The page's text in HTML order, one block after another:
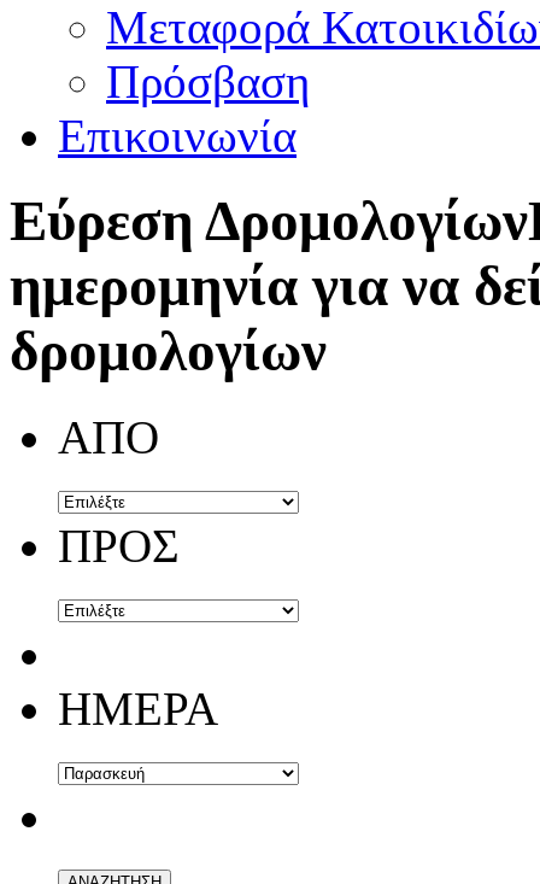
Μεταφορά
Πρόσβαση
Επικοινωνία
Εύρεση Δρομολογίων
ημερομηνία για να
δρομολογίων
ΑΠΟ
ΠΡΟΣ
ΗΜΕΡΑ